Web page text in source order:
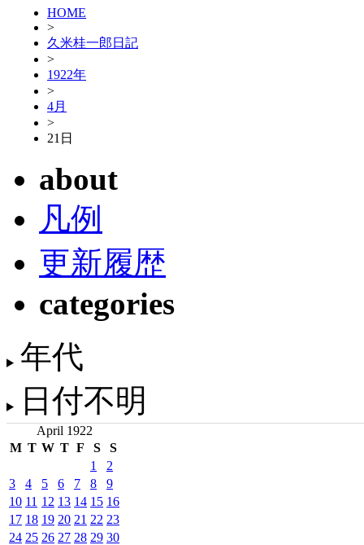
HOME
>
久米桂一郎日記
>
1922年
>
4月
>
21日
about
凡例
更新履歴
categories
年代
日付不明
April 1922
M T W T F S S
1
2
3
4 5 6 7 8
9
10 11 12 13 14 15 16
17 18 19 20 21 22 23
24 25 26 27 28 29 30